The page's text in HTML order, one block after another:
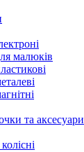
малюків
та аксесуари